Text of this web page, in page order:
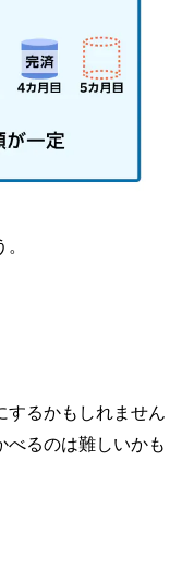
するかもしれません
べるのは難しいかも